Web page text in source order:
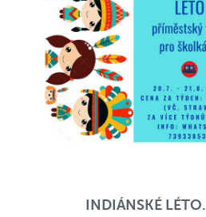
INDIÁNSKÉ LÉTO.